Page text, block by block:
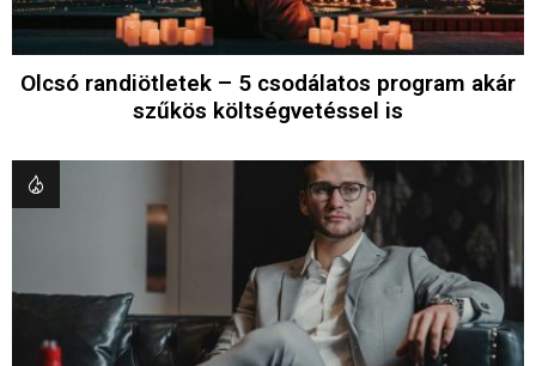
Olcsó randiötletek – 5 csodálatos program akár
szűkös költségvetéssel is